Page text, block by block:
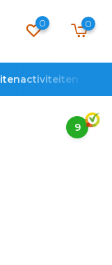
0 0
9